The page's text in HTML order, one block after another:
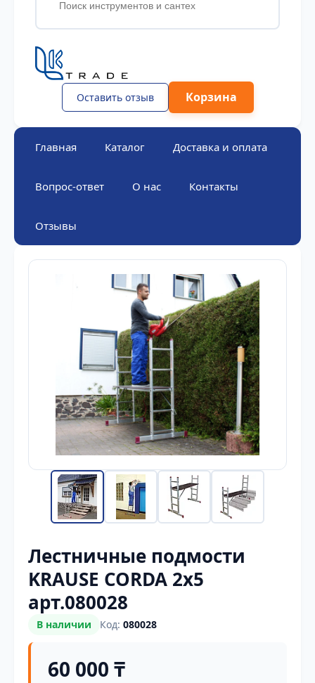
Оставить отзыв Корзина
Главная Каталог Доставка и оплата
Вопрос-ответ О нас Контакты
Отзывы
Лестничные подмости
KRAUSE CORDA 2х5
арт.080028
В наличии Код: 080028
60 000 ₸